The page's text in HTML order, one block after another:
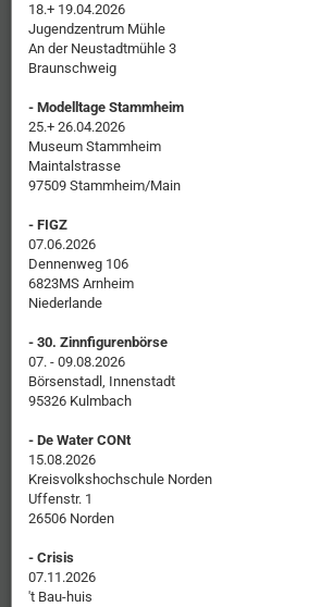
18.+ 19.04.2026
Jugendzentrum Mühle
An der Neustadtmühle 3
Braunschweig
- Modelltage Stammheim
25.+ 26.04.2026
Museum Stammheim
Maintalstrasse
97509 Stammheim/Main
- FIGZ
07.06.2026
Dennenweg 106
6823MS Arnheim
Niederlande
- 30. Zinnfigurenbörse
07. - 09.08.2026
Börsenstadl, Innenstadt
95326 Kulmbach
- De Water CONt
15.08.2026
Kreisvolkshochschule Norden
Uffenstr. 1
26506 Norden
- Crisis
07.11.2026
't Bau-huis